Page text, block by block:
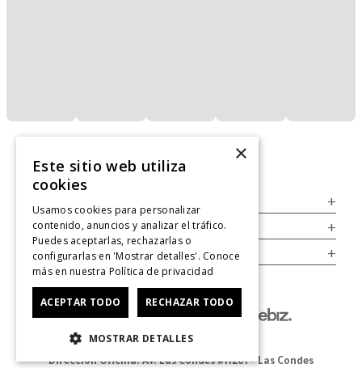
+
Legal +
Cuenta +
Dirección Oficina: Av. Las Condes #11281 - Las Condes
×
Este sitio web utiliza
cookies
Usamos cookies para personalizar
contenido, anuncios y analizar el tráfico.
Puedes aceptarlas, rechazarlas o
configurarlas en 'Mostrar detalles'. Conoce
más en nuestra Política de privacidad
ACEPTAR TODO RECHAZAR TODO
MOSTRAR DETALLES